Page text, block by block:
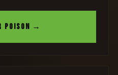
POISON →